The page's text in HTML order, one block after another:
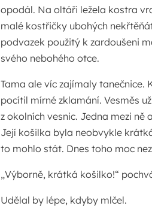
opodál. Na oltáři ležela kostra
malé kostřičky ubohých
podvazek použitý k zardoušeni
svého nebohého otce.
Tama ale víc zajímaly tanečnice.
pocítil mírné zklamání. Vesměs
z okolních vesnic. Jedna mezi
Její košilka byla neobvykle
to mohlo stát. Dnes toho moc
„Výborně, krátká košilko!“
Udělal by lépe, kdyby mlčel.